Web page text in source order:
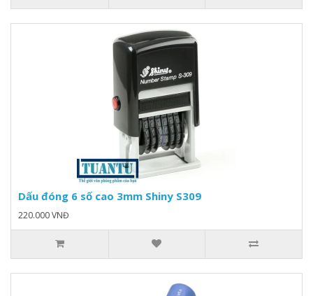
Dấu đóng 6 số cao 3mm Shiny S309
220.000 VNĐ